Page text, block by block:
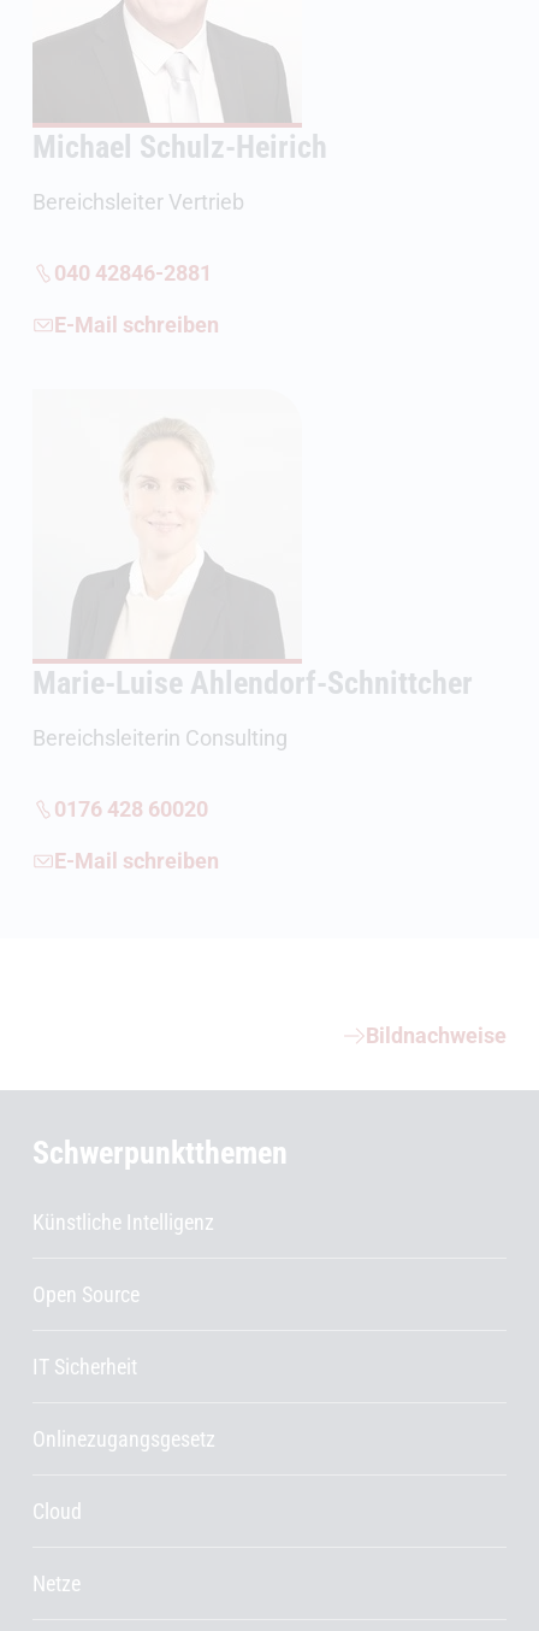
Michael Schulz-Heirich
Bereichsleiter Vertrieb
040 42846-2881
E-Mail schreiben
Marie-Luise Ahlendorf-Schnittcher
Bereichsleiterin Consulting
0176 428 60020
E-Mail schreiben
Bildnachweise
Schwerpunktthemen
Künstliche Intelligenz
Open Source
IT Sicherheit
Onlinezugangsgesetz
Cloud
Netze